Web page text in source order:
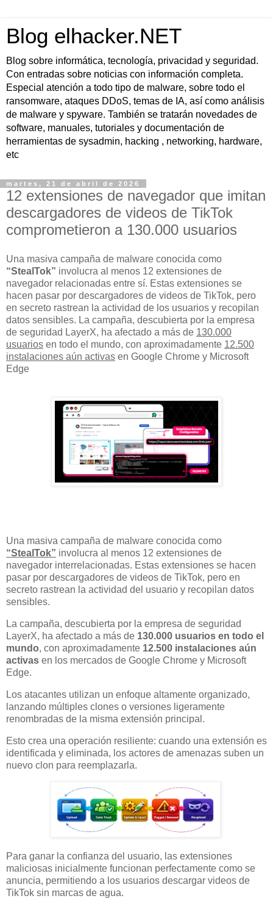
Blog elhacker.NET
Blog sobre informática, tecnología, privacidad y seguridad.
Con entradas sobre noticias con información completa.
Especial atención a todo tipo de malware, sobre todo el
ransomware, ataques DDoS, temas de IA, así como análisis
de malware y spyware. También se tratarán novedades de
software, manuales, tutoriales y documentación de
herramientas de sysadmin, hacking , networking, hardware,
etc
martes, 21 de abril de 2026
12 extensiones de navegador que imitan
descargadores de videos de TikTok
comprometieron a 130.000 usuarios
Una masiva campaña de malware conocida como
“StealTok” involucra al menos 12 extensiones de
navegador relacionadas entre sí. Estas extensiones se
hacen pasar por descargadores de videos de TikTok, pero
en secreto rastrean la actividad de los usuarios y recopilan
datos sensibles. La campaña, descubierta por la empresa
de seguridad LayerX, ha afectado a más de 130.000
usuarios en todo el mundo, con aproximadamente 12.500
instalaciones aún activas en Google Chrome y Microsoft
Edge
Una masiva campaña de malware conocida como
“StealTok” involucra al menos 12 extensiones de
navegador interrelacionadas. Estas extensiones se hacen
pasar por descargadores de videos de TikTok, pero en
secreto rastrean la actividad del usuario y recopilan datos
sensibles.
La campaña, descubierta por la empresa de seguridad
LayerX, ha afectado a más de 130.000 usuarios en todo el
mundo, con aproximadamente 12.500 instalaciones aún
activas en los mercados de Google Chrome y Microsoft
Edge.
Los atacantes utilizan un enfoque altamente organizado,
lanzando múltiples clones o versiones ligeramente
renombradas de la misma extensión principal.
Esto crea una operación resiliente: cuando una extensión es
identificada y eliminada, los actores de amenazas suben un
nuevo clon para reemplazarla.
Para ganar la confianza del usuario, las extensiones
maliciosas inicialmente funcionan perfectamente como se
anuncia, permitiendo a los usuarios descargar videos de
TikTok sin marcas de agua.